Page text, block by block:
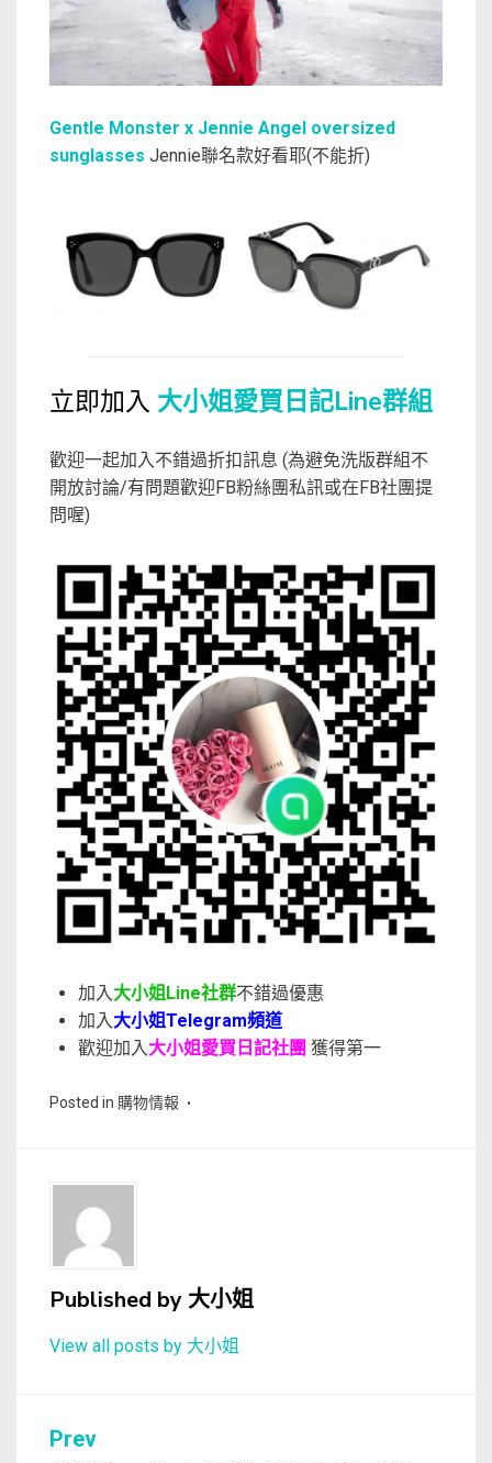
Gentle Monster x Jennie Angel oversized
sunglasses Jennie聯名款好看耶(不能折)
立即加入 大小姐愛買日記Line群組
歡迎一起加入不錯過折扣訊息 (為避免洗版群組不
開放討論/有問題歡迎FB粉絲團私訊或在FB社團提
問喔)
加入大小姐Line社群不錯過優惠
加入大小姐Telegram頻道
歡迎加入大小姐愛買日記社團 獲得第一
Posted in 購物情報
Published by大小姐
View all posts by 大小姐
文
Prev